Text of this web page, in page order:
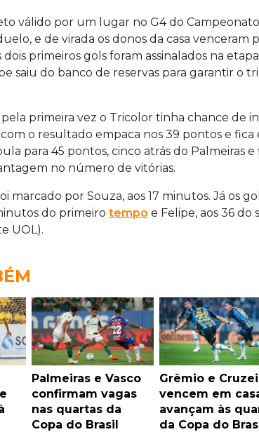
válido por um lugar no G4 do Campeonato
e de virada os donos da casa venceram
dois primeiros gols foram assinalados na
saiu do banco de reservas para garantir o
pela primeira vez o Tricolor tinha chance de
o resultado empaca nos 39 pontos e fica
para 45 pontos, cinco atrás do Palmeiras
no número de vitórias.
marcado por Souza, aos 17 minutos. Já os
do primeiro tempo e Felipe, aos 36
UOL).
Palmeiras e Vasco
confirmam vagas
nas quartas da
Copa do Brasil
Grêmio e
vencem em
avançam às
da Copa do